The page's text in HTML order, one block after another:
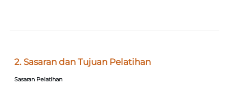
2. Sasaran dan Tujuan Pelatihan
Sasaran Pelatihan